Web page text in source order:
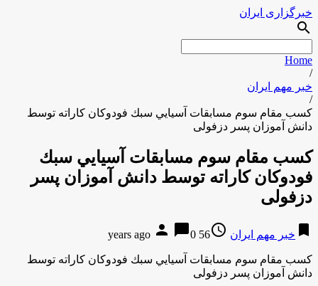
خبرگزاری ایران
search
Home
/
خبر مهم ایران
/
کسب مقام سوم مسابقات آسيايي سبك فودوكان كاراته توسط
دانش آموزان پسر دزفولی
کسب مقام سوم مسابقات آسيايي سبك
فودوكان كاراته توسط دانش آموزان پسر
دزفولی
bookmark خبر مهم ایران access_time
56 years ago
person chat_bubble0
کسب مقام سوم مسابقات آسيايي سبك فودوكان كاراته توسط
دانش آموزان پسر دزفولی